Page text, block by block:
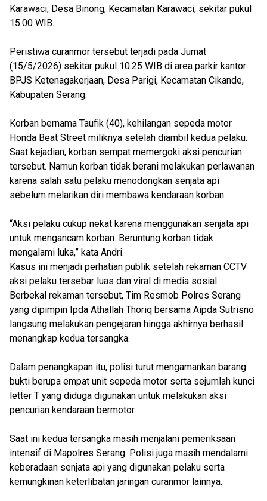
Karawaci, Desa Binong, Kecamatan Karawaci, sekitar pukul
15.00 WIB.
Peristiwa curanmor tersebut terjadi pada Jumat
(15/5/2026) sekitar pukul 10.25 WIB di area parkir kantor
BPJS Ketenagakerjaan, Desa Parigi, Kecamatan Cikande,
Kabupaten Serang.
Korban bernama Taufik (40), kehilangan sepeda motor
Honda Beat Street miliknya setelah diambil kedua pelaku.
Saat kejadian, korban sempat memergoki aksi pencurian
tersebut. Namun korban tidak berani melakukan perlawanan
karena salah satu pelaku menodongkan senjata api
sebelum melarikan diri membawa kendaraan korban.
“Aksi pelaku cukup nekat karena menggunakan senjata api
untuk mengancam korban. Beruntung korban tidak
mengalami luka,” kata Andri.
Kasus ini menjadi perhatian publik setelah rekaman CCTV
aksi pelaku tersebar luas dan viral di media sosial.
Berbekal rekaman tersebut, Tim Resmob Polres Serang
yang dipimpin Ipda Athallah Thoriq bersama Aipda Sutrisno
langsung melakukan pengejaran hingga akhirnya berhasil
menangkap kedua tersangka.
Dalam penangkapan itu, polisi turut mengamankan barang
bukti berupa empat unit sepeda motor serta sejumlah kunci
letter T yang diduga digunakan untuk melakukan aksi
pencurian kendaraan bermotor.
Saat ini kedua tersangka masih menjalani pemeriksaan
intensif di Mapolres Serang. Polisi juga masih mendalami
keberadaan senjata api yang digunakan pelaku serta
kemungkinan keterlibatan jaringan curanmor lainnya.